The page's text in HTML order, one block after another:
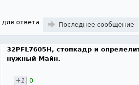
для ответа Последнее сообщение
32PFL7605H, стопкадр и
нужный Майн.
+1 0